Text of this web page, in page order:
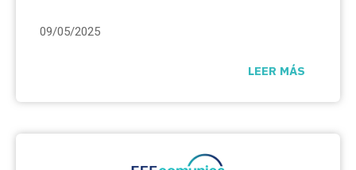
09/05/2025
LEER MÁS